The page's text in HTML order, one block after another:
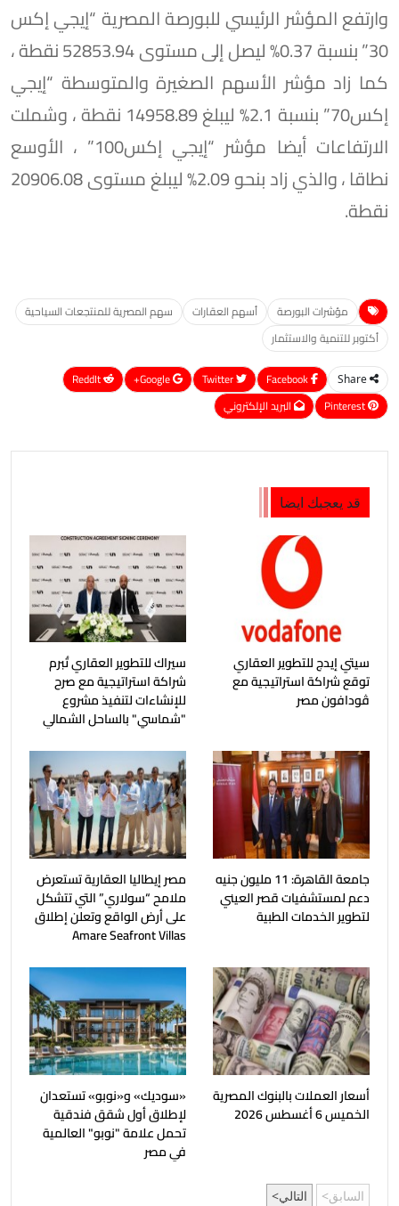
وارتفع المؤشر الرئيسي للبورصة المصرية “إيجي إكس
30” بنسبة 0.37% ليصل إلى مستوى 52853.94 نقطة ،
كما زاد مؤشر الأسهم الصغيرة والمتوسطة “إيجي
إكس70” بنسبة 2.1% ليبلغ 14958.89 نقطة ، وشملت
الارتفاعات أيضا مؤشر “إيجي إكس100” ، الأوسع
نطاقا ، والذي زاد بنحو 2.09% ليبلغ مستوى 20906.08
نقطة.
مؤشرات البورصة أسهم العقارات
سهم المصرية للمنتجعات السياحية
أكتوبر للتنمية والاستثمار
Share
Google+
ReddIt
Pinterest
البريد الإلكتروني
قد يعجبك ايضا
سيتي إيدج للتطوير العقاري
توقع شراكة استراتيجية مع
ڤودافون مصر
سيراك للتطوير العقاري تُبرم
شراكة استراتيجية مع صرح
للإنشاءات لتنفيذ مشروع
"شماسي" بالساحل الشمالي
جامعة القاهرة: 11 مليون جنيه
دعم لمستشفيات قصر العيني
لتطوير الخدمات الطبية
مصر إيطاليا العقارية تستعرض
ملامح “سولاري” التي تتشكل
على أرض الواقع وتعلن إطلاق
Amare Seafront Villas
أسعار العملات بالبنوك المصرية
الخميس 6 أغسطس 2026
«سوديك» و«نوبو» تستعدان
لإطلاق أول شقق فندقية
تحمل علامة "نوبو" العالمية
في مصر
السابق التالي